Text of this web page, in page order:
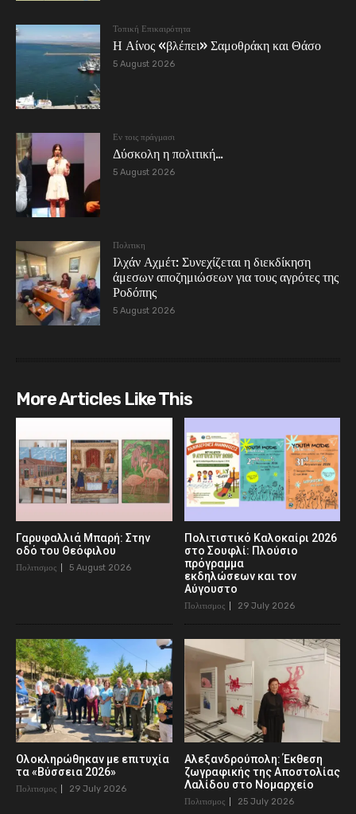
Τοπική Επικαιρότητα
Η Αίνος «βλέπει» Σαμοθράκη και Θάσο
5 August 2026
Εν τοις πράγμασι
Δύσκολη η πολιτική…
5 August 2026
Πολιτικη
Ιλχάν Αχμέτ: Συνεχίζεται η διεκδίκηση
άμεσων αποζημιώσεων για τους αγρότες της
Ροδόπης
5 August 2026
More Articles Like This
Γαρυφαλλιά Μπαρή: Στην
οδό του Θεόφιλου
Πολιτισμος 5 August 2026
Πολιτιστικό Καλοκαίρι 2026
στο Σουφλί: Πλούσιο
πρόγραμμα
εκδηλώσεων και τον
Αύγουστο
Πολιτισμος 29 July 2026
Ολοκληρώθηκαν με επιτυχία
τα «Βύσσεια 2026»
Πολιτισμος 29 July 2026
Αλεξανδρούπολη: Έκθεση
ζωγραφικής της Αποστολίας
Λαλίδου στο Νομαρχείο
Πολιτισμος 25 July 2026